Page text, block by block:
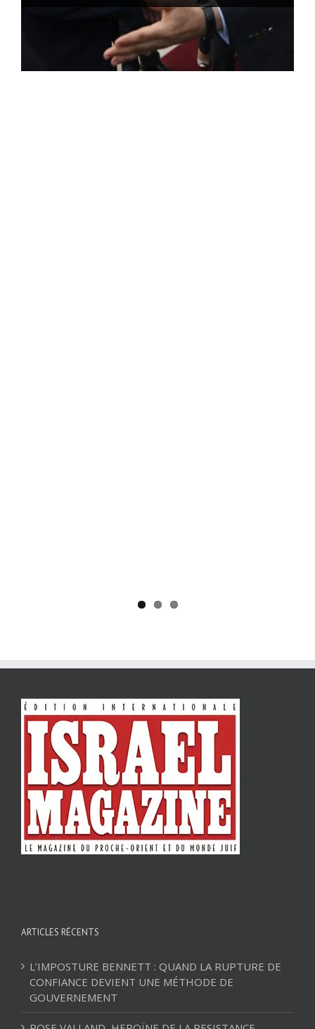
ROSE VALLAND, HEROÏNE DE LA RESISTANCE
ARTICLES RÉCENTS
L’IMPOSTURE BENNETT : QUAND LA RUPTURE DE
CONFIANCE DEVIENT UNE MÉTHODE DE
GOUVERNEMENT